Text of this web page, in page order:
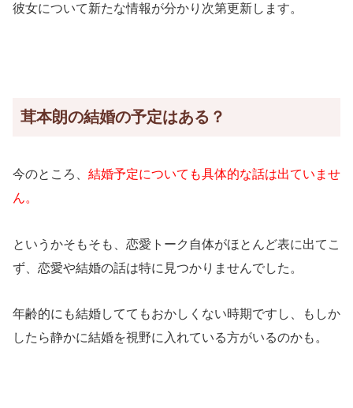
彼女について新たな情報が分かり次第更新します。
茸本朗の結婚の予定はある？
今のところ、 結婚予定についても具体的な話は出ていませ
ん。
というかそもそも、恋愛トーク自体がほとんど表に出てこ
ず、恋愛や結婚の話は特に見つかりませんでした。
年齢的にも結婚しててもおかしくない時期ですし、もしか
したら静かに結婚を視野に入れている方がいるのかも。